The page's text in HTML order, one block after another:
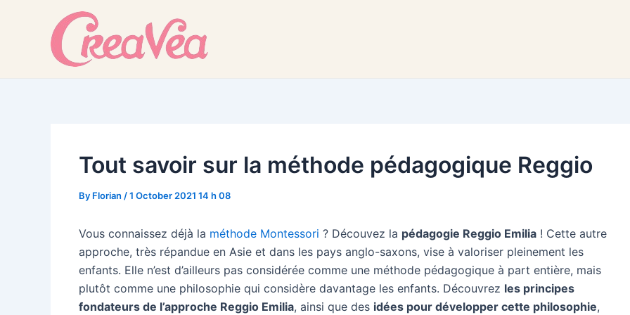
Tout savoir sur la méthode pédagogique Reggio
By Florian /1 October 2021 14 h 08
Vous connaissez déjà la méthode Montessori ? Découvez la pédagogie Reggio Emilia ! Cette autre
approche, très répandue en Asie et dans les pays anglo-saxons, vise à valoriser pleinement les
enfants. Elle n’est d’ailleurs pas considérée comme une méthode pédagogique à part entière, mais
plutôt comme une philosophie qui considère davantage les enfants. Découvrez les principes
fondateurs de l’approche Reggio Emilia, ainsi que des idées pour développer cette philosophie,